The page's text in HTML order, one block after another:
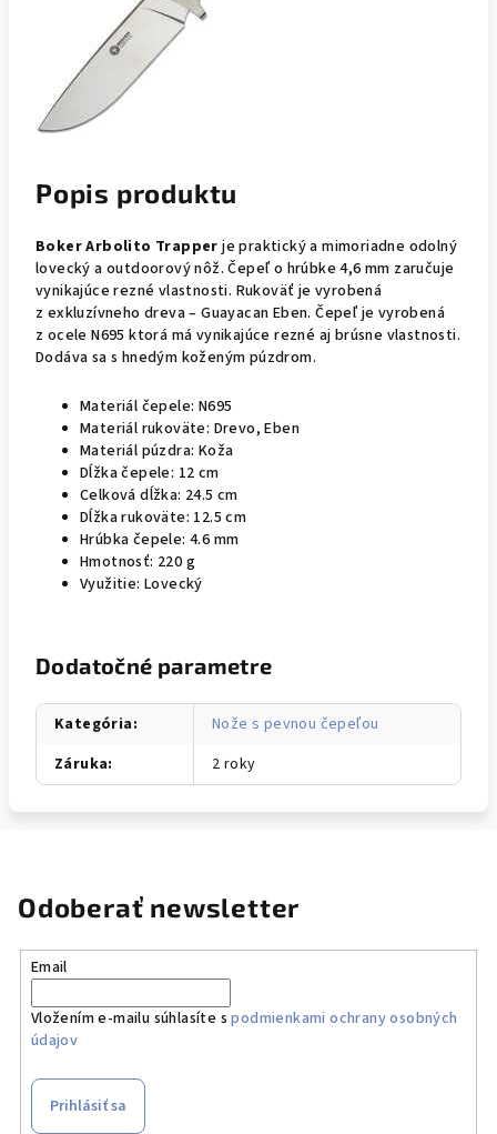
Popis produktu
Boker Arbolito Trapper je praktický a mimoriadne odolný
lovecký a outdoorový nôž. Čepeľ o hrúbke 4,6 mm zaručuje
vynikajúce rezné vlastnosti. Rukoväť je vyrobená
z exkluzívneho dreva – Guayacan Eben. Čepeľ je vyrobená
z ocele N695 ktorá má vynikajúce rezné aj brúsne vlastnosti.
Dodáva sa s hnedým koženým púzdrom.
Materiál čepele: N695
Materiál rukoväte: Drevo, Eben
Materiál púzdra: Koža
Dĺžka čepele: 12 cm
Celková dĺžka: 24.5 cm
Dĺžka rukoväte: 12.5 cm
Hrúbka čepele:4.6 mm
Hmotnosť: 220 g
Využitie:Lovecký
Dodatočné parametre
Kategória:
Nože s pevnou čepeľou
Záruka: 2 roky
Odoberať newsletter
Email
Vložením e-mailu súhlasíte spodmienkami ochrany osobných
údajov
Prihlásiť sa